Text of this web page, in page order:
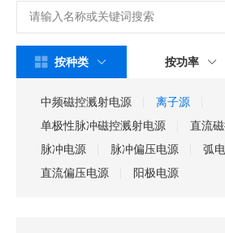
按种类 按功率
中频磁控溅射电源
离子源
单极性脉冲磁控溅射电源
直流
脉冲电源
脉冲偏压电源 弧
直流偏压电源
阳极电源